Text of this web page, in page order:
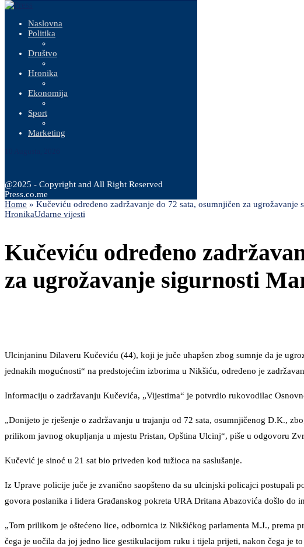
Naslovna
Politika
Društvo
Hronika
Ekonomija
Sport
Marketing
@2025 - Copyright and All Right Reserved
Press.co.me
Home » Kučeviću određeno zadržavanje do 72 sata, osumnjičen za ugrožavanje
HronikaUdarne vijesti
Kučeviću određeno
za ugrožavanje sigurnosti
Ulcinjaninu Dilaveru Kučeviću (44), koji je juče uhapšen zbog sumnje da je
jednakih mogućnosti“ na predstojećim izborima u Nikšiću, određeno je
Informaciju o zadržavanju Kučevića, „Vijestima“ je potvrdio rukovodilac
„Donijeto je rješenje o zadržavanju u trajanju od 72 sata, osumnjičenog D.K.,
prilikom javnog okupljanja u mjestu Pristan, Opština Ulcinj“, piše u odgovoru
Kučević je sinoć u 21 sat bio priveden kod tužioca na saslušanje.
Iz Uprave policije juče je zvanično saopšteno da su ulcinjski policajci postupali
govora poslanika i lidera Građanskog pokreta URA Dritana Abazovića došlo do
„Tom prilikom je oštećeno lice, odbornica iz Nikšićkog parlamenta M.J., prema
čega je uočila da joj jedno lice gestikulacijom ruku i tijela prijeti, nakon čega je